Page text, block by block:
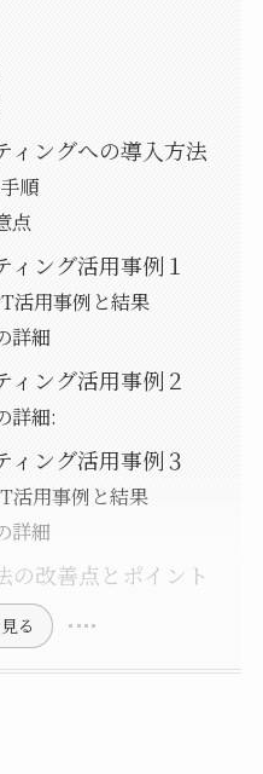
ィングへの導入方法
順
点
ング活用事例１
活用事例と結果
詳細
ング活用事例２
詳細:
ング活用事例３
活用事例と結果
詳細
改善点とポイント
る